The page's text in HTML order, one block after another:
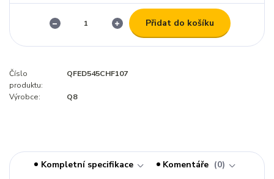
Přidat do košíku
Číslo
produktu:
QFED545CHF107
Výrobce: Q8
Kompletní specifikace Komentáře
0